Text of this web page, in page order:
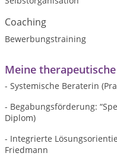
Coaching
Bewerbungstraining
Meine
- Systemische Beraterin
- Begabungsförderung:
Diplom)
- Integrierte
Friedmann